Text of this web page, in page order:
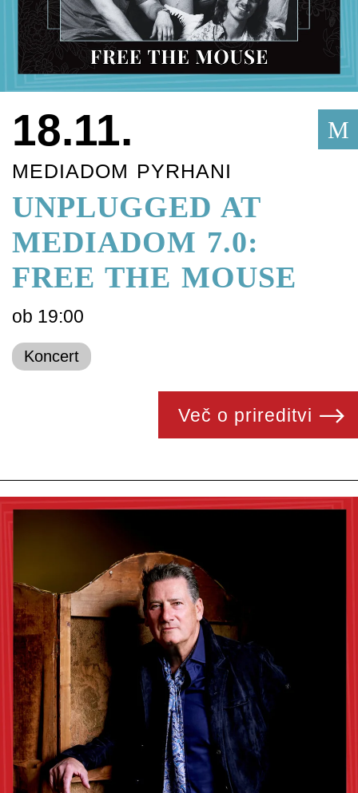
18.11. M
MEDIADOM PYRHANI
UNPLUGGED AT
MEDIADOM 7.0:
FREE THE MOUSE
ob 19:00
Koncert
Več o prireditvi